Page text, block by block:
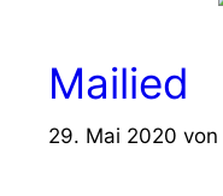
Mailied
29. Mai 2020 von